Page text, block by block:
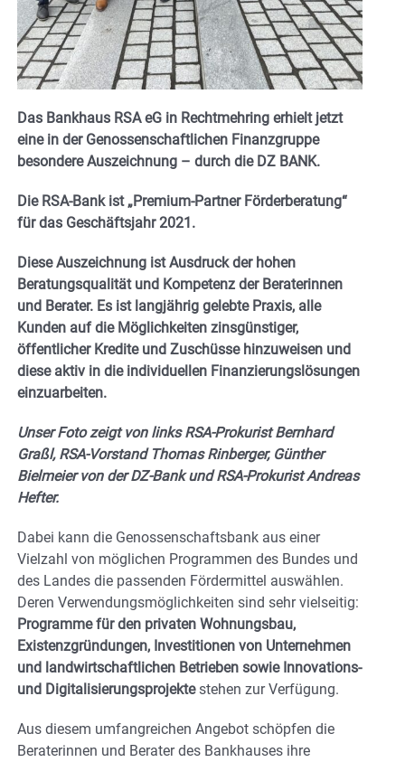
Das Bankhaus RSA eG in Rechtmehring erhielt jetzt
eine in der Genossenschaftlichen Finanzgruppe
besondere Auszeichnung – durch die DZ BANK.
Die RSA-Bank ist „Premium-Partner Förderberatung“
für das Geschäftsjahr 2021.
Diese Auszeichnung ist Ausdruck der hohen
Beratungsqualität und Kompetenz der Beraterinnen
und Berater. Es ist langjährig gelebte Praxis, alle
Kunden auf die Möglichkeiten zinsgünstiger,
öffentlicher Kredite und Zuschüsse hinzuweisen und
diese aktiv in die individuellen Finanzierungslösungen
einzuarbeiten.
Unser Foto zeigt von links RSA-Prokurist Bernhard
Graßl, RSA-Vorstand Thomas Rinberger, Günther
Bielmeier von der DZ-Bank und RSA-Prokurist Andreas
Hefter.
Dabei kann die Genossenschaftsbank aus einer
Vielzahl von möglichen Programmen des Bundes und
des Landes die passenden Fördermittel auswählen.
Deren Verwendungsmöglichkeiten sind sehr vielseitig:
Programme für den privaten Wohnungsbau,
Existenzgründungen, Investitionen von Unternehmen
und landwirtschaftlichen Betrieben sowie Innovations-
und Digitalisierungsprojektestehen zur Verfügung.
Aus diesem umfangreichen Angebot schöpfen die
Beraterinnen und Berater des Bankhauses ihre